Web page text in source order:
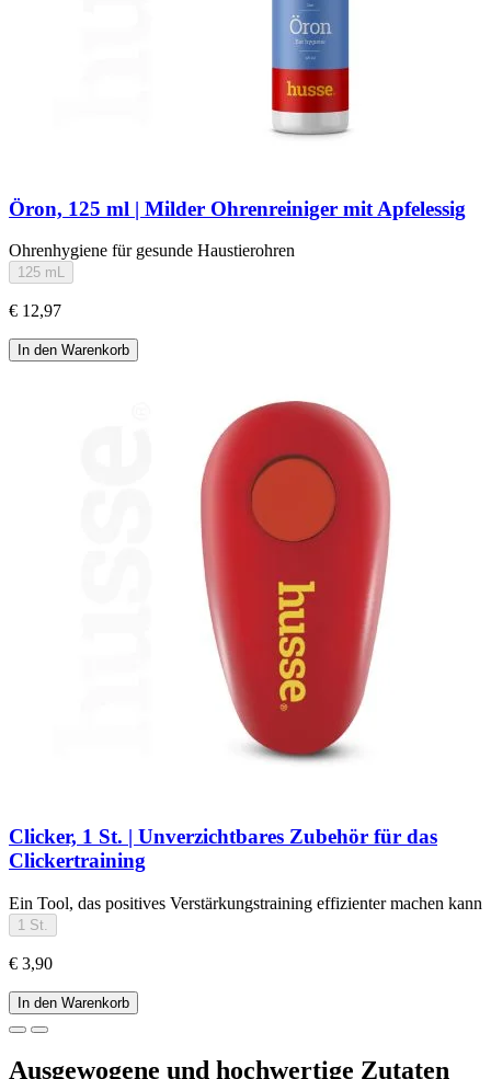
Öron, 125 ml | Milder Ohrenreiniger mit Apfelessig
Ohrenhygiene für gesunde Haustierohren
125 mL
€ 12,97
In den Warenkorb
Clicker, 1 St. | Unverzichtbares Zubehör für das
Clickertraining
Ein Tool, das positives Verstärkungstraining effizienter machen kann
1 St.
€ 3,90
In den Warenkorb
Ausgewogene und hochwertige Zutaten